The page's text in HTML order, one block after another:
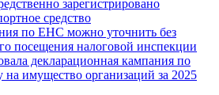
зарегистрировано
средство
по ЕНС можно уточнить без
посещения налоговой инспекции
декларационная кампания по
на имущество организаций за 2025